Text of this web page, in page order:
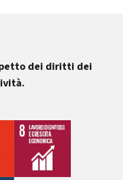
dei diritti dei